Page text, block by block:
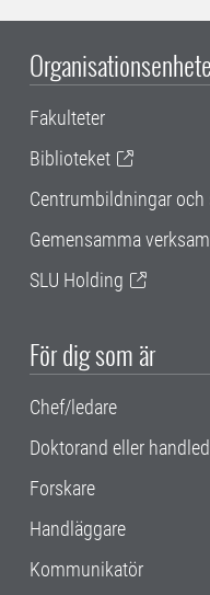
Fakulteter
Biblioteket
Centrumbildningar
Gemensamma
SLU Holding
För dig som är
Chef/ledare
Doktorand eller
Forskare
Handläggare
Kommunikatör